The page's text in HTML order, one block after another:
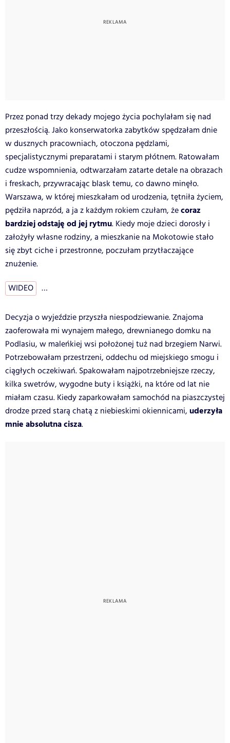
Przez ponad trzy dekady mojego życia pochylałam się nad
przeszłością. Jako konserwatorka zabytków spędzałam dnie
w dusznych pracowniach, otoczona pędzlami,
specjalistycznymi preparatami i starym płótnem. Ratowałam
cudze wspomnienia, odtwarzałam zatarte detale na obrazach
i freskach, przywracając blask temu, co dawno minęło.
Warszawa, w której mieszkałam od urodzenia, tętniła życiem,
pędziła naprzód, a ja z każdym rokiem czułam, żecoraz
bardziej odstaję od jej rytmu. Kiedy moje dzieci dorosły i
założyły własne rodziny, a mieszkanie na Mokotowie stało
się zbyt ciche i przestronne, poczułam przytłaczające
znużenie.
WIDEO …
Decyzja o wyjeździe przyszła niespodziewanie. Znajoma
zaoferowała mi wynajem małego, drewnianego domku na
Podlasiu, w maleńkiej wsi położonej tuż nad brzegiem Narwi.
Potrzebowałam przestrzeni, oddechu od miejskiego smogu i
ciągłych oczekiwań. Spakowałam najpotrzebniejsze rzeczy,
kilka swetrów, wygodne buty i książki, na które od lat nie
miałam czasu. Kiedy zaparkowałam samochód na piaszczystej
drodze przed starą chatą z niebieskimi okiennicami, uderzyła
mnie absolutna cisza.